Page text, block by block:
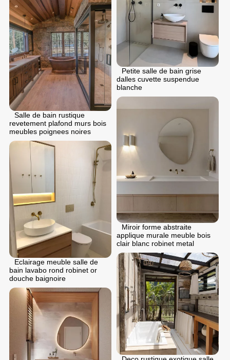
Petite salle de bain grise
dalles cuvette suspendue
blanche
Salle de bain rustique
revetement plafond murs bois
meubles poignees noires
Miroir forme abstraite
applique murale meuble bois
clair blanc robinet metal
Eclairage meuble salle de
bain lavabo rond robinet or
douche baignoire